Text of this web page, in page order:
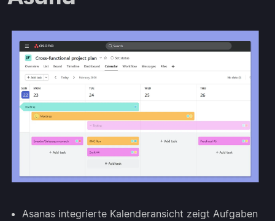
Asanas integrierte Kalenderansicht zeigt Aufgaben